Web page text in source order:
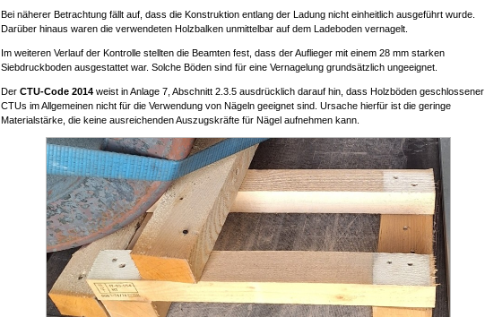
Bei näherer Betrachtung fällt auf, dass die Konstruktion entlang der Ladung nicht einheitlich ausgeführt wurde.
Darüber hinaus waren die verwendeten Holzbalken unmittelbar auf dem Ladeboden vernagelt.
Im weiteren Verlauf der Kontrolle stellten die Beamten fest, dass der Auflieger mit einem 28 mm starken
Siebdruckboden ausgestattet war. Solche Böden sind für eine Vernagelung grundsätzlich ungeeignet.
Der CTU-Code 2014 weist in Anlage 7, Abschnitt 2.3.5 ausdrücklich darauf hin, dass Holzböden geschlossener
CTUs im Allgemeinen nicht für die Verwendung von Nägeln geeignet sind. Ursache hierfür ist die geringe
Materialstärke, die keine ausreichenden Auszugskräfte für Nägel aufnehmen kann.